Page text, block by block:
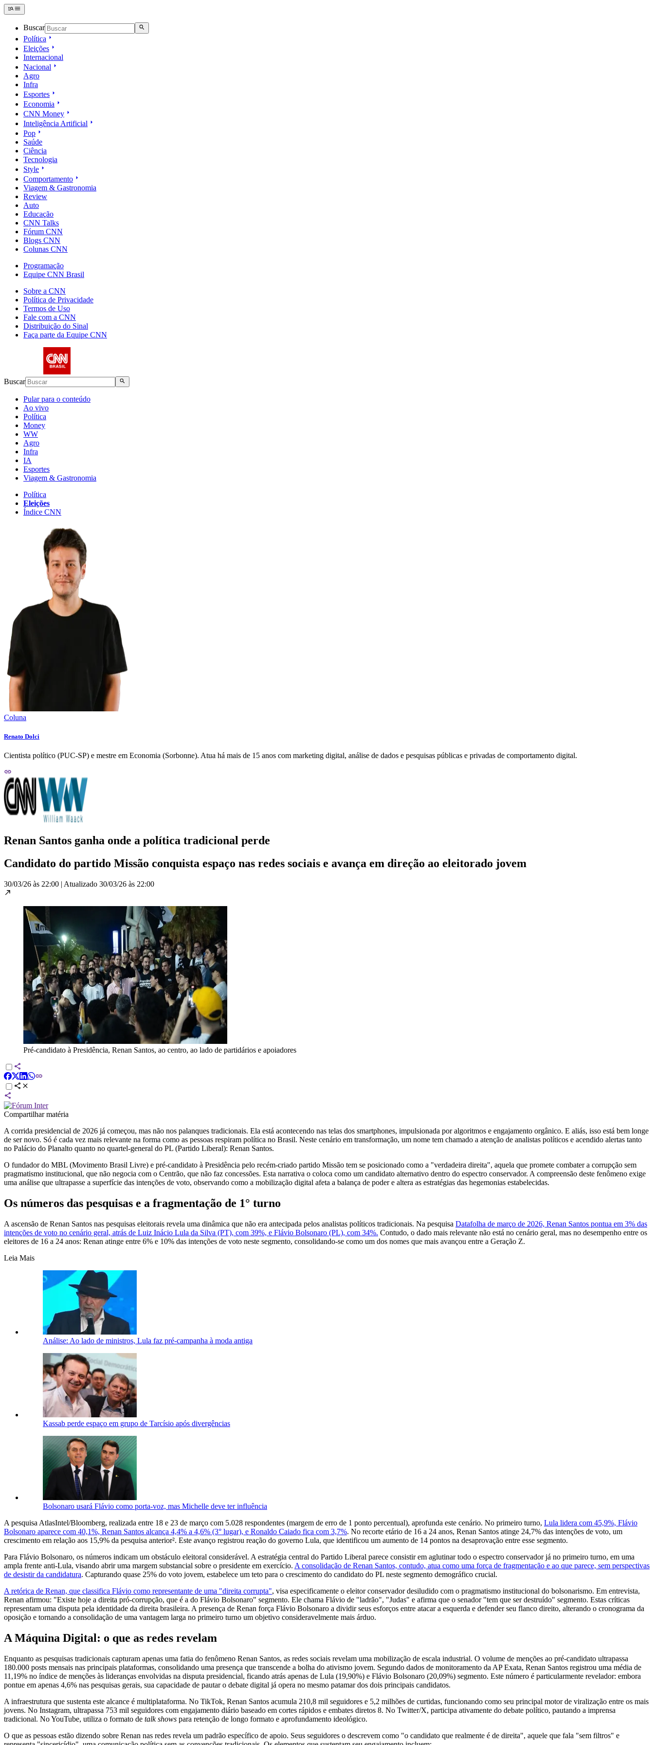
Buscar
Política
Eleições
Internacional
Nacional
Agro
Infra
Esportes
Economia
CNN Money
Inteligência Artificial
Pop
Saúde
Ciência
Tecnologia
Style
Comportamento
Viagem & Gastronomia
Review
Auto
Educação
CNN Talks
Fórum CNN
Blogs CNN
Colunas CNN
Programação
Equipe CNN Brasil
Sobre a CNN
Política de Privacidade
Termos de Uso
Fale com a CNN
Distribuição do Sinal
Faça parte da Equipe CNN
Buscar
Pular para o conteúdo
Ao vivo
Política
Money
WW
Agro
Infra
IA
Esportes
Viagem & Gastronomia
Política
Eleições
Índice CNN
Coluna
Renato Dolci
Cientista político (PUC-SP) e mestre em Economia (Sorbonne). Atua há mais de 15 anos com marketing digital, análise de dados e pesquisas públicas e privadas de comportamento digital.
Renan Santos ganha onde a política tradicional perde
Candidato do partido Missão conquista espaço nas redes sociais e avança em direção ao eleitorado jovem
30/03/26 às 22:00 | Atualizado 30/03/26 às 22:00
Pré-candidato à Presidência, Renan Santos, ao centro, ao lado de partidários e apoiadores
Compartilhar matéria
A corrida presidencial de 2026 já começou, mas não nos palanques tradicionais. Ela está acontecendo nas telas dos smartphones, impulsionada por algoritmos e engajamento orgânico. E aliás, isso está bem longe
de ser novo. Só é cada vez mais relevante na forma como as pessoas respiram política no Brasil. Neste cenário em transformação, um nome tem chamado a atenção de analistas políticos e acendido alertas tanto
no Palácio do Planalto quanto no quartel-general do PL (Partido Liberal): Renan Santos.
O fundador do MBL (Movimento Brasil Livre) e pré-candidato à Presidência pelo recém-criado partido Missão tem se posicionado como a "verdadeira direita", aquela que promete combater a corrupção sem
pragmatismo institucional, que não negocia com o Centrão, que não faz concessões. Esta narrativa o coloca como um candidato alternativo dentro do espectro conservador. A compreensão deste fenômeno exige
uma análise que ultrapasse a superfície das intenções de voto, observando como a mobilização digital afeta a balança de poder e altera as estratégias das hegemonias estabelecidas.
Os números das pesquisas e a fragmentação de 1° turno
A ascensão de Renan Santos nas pesquisas eleitorais revela uma dinâmica que não era antecipada pelos analistas políticos tradicionais. Na pesquisa Datafolha de março de 2026, Renan Santos pontua em 3% das
intenções de voto no cenário geral, atrás de Luiz Inácio Lula da Silva (PT), com 39%, e Flávio Bolsonaro (PL), com 34%. Contudo, o dado mais relevante não está no cenário geral, mas no desempenho entre os
eleitores de 16 a 24 anos: Renan atinge entre 6% e 10% das intenções de voto neste segmento, consolidando-se como um dos nomes que mais avançou entre a Geração Z.
Leia Mais
Análise: Ao lado de ministros, Lula faz pré-campanha à moda antiga
Kassab perde espaço em grupo de Tarcísio após divergências
Bolsonaro usará Flávio como porta-voz, mas Michelle deve ter influência
A pesquisa AtlasIntel/Bloomberg, realizada entre 18 e 23 de março com 5.028 respondentes (margem de erro de 1 ponto percentual), aprofunda este cenário. No primeiro turno, Lula lidera com 45,9%, Flávio
Bolsonaro aparece com 40,1%, Renan Santos alcança 4,4% a 4,6% (3° lugar), e Ronaldo Caiado fica com 3,7%. No recorte etário de 16 a 24 anos, Renan Santos atinge 24,7% das intenções de voto, um
crescimento em relação aos 15,9% da pesquisa anterior². Este avanço registrou reação do governo Lula, que identificou um aumento de 14 pontos na desaprovação entre esse segmento.
Para Flávio Bolsonaro, os números indicam um obstáculo eleitoral considerável. A estratégia central do Partido Liberal parece consistir em aglutinar todo o espectro conservador já no primeiro turno, em uma
ampla frente anti-Lula, visando abrir uma margem substancial sobre o presidente em exercício. A consolidação de Renan Santos, contudo, atua como uma força de fragmentação e ao que parece, sem perspectivas
de desistir da candidatura. Capturando quase 25% do voto jovem, estabelece um teto para o crescimento do candidato do PL neste segmento demográfico crucial.
A retórica de Renan, que classifica Flávio como representante de uma "direita corrupta", visa especificamente o eleitor conservador desiludido com o pragmatismo institucional do bolsonarismo. Em entrevista,
Renan afirmou: "Existe hoje a direita pró-corrupção, que é a do Flávio Bolsonaro" segmento. Ele chama Flávio de "ladrão", "Judas" e afirma que o senador "tem que ser destruído" segmento. Estas críticas
representam uma disputa pela identidade da direita brasileira. A presença de Renan força Flávio Bolsonaro a dividir seus esforços entre atacar a esquerda e defender seu flanco direito, alterando o cronograma da
oposição e tornando a consolidação de uma vantagem larga no primeiro turno um objetivo consideravelmente mais árduo.
A Máquina Digital: o que as redes revelam
Enquanto as pesquisas tradicionais capturam apenas uma fatia do fenômeno Renan Santos, as redes sociais revelam uma mobilização de escala industrial. O volume de menções ao pré-candidato ultrapassa
180.000 posts mensais nas principais plataformas, consolidando uma presença que transcende a bolha do ativismo jovem. Segundo dados de monitoramento da AP Exata, Renan Santos registrou uma média de
11,19% no índice de menções às lideranças envolvidas na disputa presidencial, ficando atrás apenas de Lula (19,90%) e Flávio Bolsonaro (20,09%) segmento. Este número é particularmente revelador: embora
pontue em apenas 4,6% nas pesquisas gerais, sua capacidade de pautar o debate digital já opera no mesmo patamar dos dois principais candidatos.
A infraestrutura que sustenta este alcance é multiplataforma. No TikTok, Renan Santos acumula 210,8 mil seguidores e 5,2 milhões de curtidas, funcionando como seu principal motor de viralização entre os mais
jovens. No Instagram, ultrapassa 753 mil seguidores com engajamento diário baseado em cortes rápidos e embates diretos 8. No Twitter/X, participa ativamente do debate político, pautando a imprensa
tradicional. No YouTube, utiliza o formato de talk shows para retenção de longo formato e aprofundamento ideológico.
O que as pessoas estão dizendo sobre Renan nas redes revela um padrão específico de apoio. Seus seguidores o descrevem como "o candidato que realmente é de direita", aquele que fala "sem filtros" e